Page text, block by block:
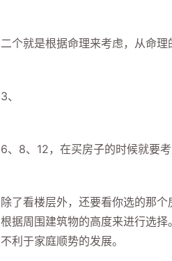
二个就是根据命理来考虑，从命
3、
6、8、12，在买房子的时候就要考
除了看楼层外，还要看你选的那
根据周围建筑物的高度来进行选
不利于家庭顺势的发展。